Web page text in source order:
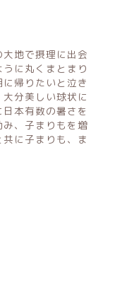
地で摂理に出会
に丸くまとまり
帰りたいと泣き
分美しい球状に
本有数の暑さを
、子まりもを増
に子まりも、ま